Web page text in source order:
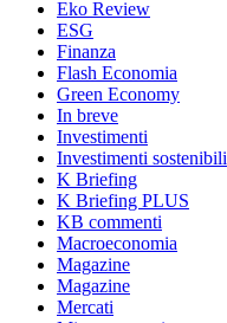
Eko Review
ESG
Finanza
Flash Economia
Green Economy
In breve
Investimenti
Investimenti sostenibili
K Briefing
K Briefing PLUS
KB commenti
Macroeconomia
Magazine
Magazine
Mercati